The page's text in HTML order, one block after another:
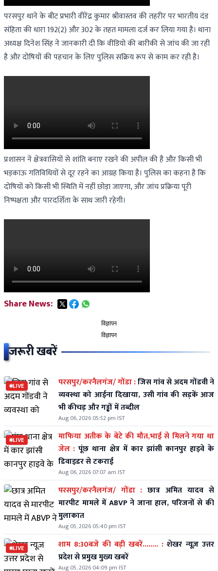
परसपुर थाने के बीट प्रभारी वीरेंद्र कुमार श्रीवास्तव की तहरीर पर भारतीय दंड
संहिता की धारा 192(2) और 302 के तहत मामला दर्ज कर लिया गया है। थाना
अध्यक्ष दिनेश सिंह ने जानकारी दी कि वीडियो की बारीकी से जांच की जा रही
है और दोषियों की पहचान के लिए पुलिस सक्रिय रूप से काम कर रही है।
प्रशासन ने क्षेत्रवासियों से शांति बनाए रखने की अपील की है और किसी भी
भड़काऊ गतिविधियों से दूर रहने का आग्रह किया है। पुलिस का कहना है कि
दोषियों को किसी भी स्थिति में नहीं छोड़ा जाएगा, और जांच प्रक्रिया पूरी
निष्पक्षता और पारदर्शिता के साथ जारी रहेगी।
Share News:
विज्ञापन
विज्ञापन
जरूरी खबरें
LIVE परसपुर/करनैलगंज/ गोंडा :जिस गांव से अदम गोंडवी ने
व्यवस्था को आईना दिखाया, उसी गांव की सड़कें आज
भी कीचड़ और गड्ढों में तब्दील
Aug 06, 2026 05:52 pm IST
LIVE
माफिया अतीक के बेटे की मौत,भाई से मिलने गया था
जेल : पूंछ थाना क्षेत्र में कार झांसी कानपुर हाइवे के
डिवाइडर से टकराई
Aug 06, 2026 07:07 am IST
परसपुर/करनैलगंज/ गोंडा : छात्र अमित यादव से
मारपीट मामले में ABVP ने जाना हाल, परिजनों से की
मुलाकात
Aug 05, 2026 05:40 pm IST
LIVE शाम 8:30बजे की बड़ी खबरें........ : शेखर न्यूज़ उत्तर
प्रदेश से प्रमुख मुख्य खबरें
Aug 05, 2026 04:09 pm IST